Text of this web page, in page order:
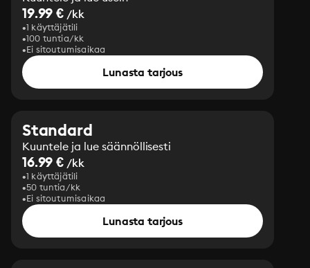
19.99 € /kk
1 käyttäjätili
100 tuntia/kk
Ei sitoutumisaikaa
Lunasta tarjous
Standard
Kuuntele ja lue säännöllisesti
16.99 € /kk
1 käyttäjätili
50 tuntia/kk
Ei sitoutumisaikaa
Lunasta tarjous